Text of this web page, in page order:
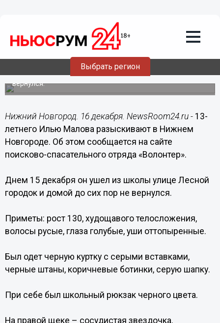
Выбрать регион
16.12.201616:09
13-летнего Илью Малова разыскивают
в Нижнем Новгороде
15 декабря он ушел из школы и домой до сих пор не
вернулся.
Нижний Новгород. 16 декабря. NewsRoom24.ru - 13-
летнего Илью Малова разыскивают в Нижнем
Новгороде. Об этом сообщается на сайте
поисково-спасательного отряда «Волонтер».
Днем 15 декабря он ушел из школы улице Лесной
городок и домой до сих пор не вернулся.
Приметы: рост 130, худощавого телосложения,
волосы русые, глаза голубые, уши оттопыренные.
Был одет черную куртку с серыми вставками,
черные штаны, коричневые ботинки, серую шапку.
При себе был школьный рюкзак черного цвета.
На правой щеке – сосудистая звездочка.